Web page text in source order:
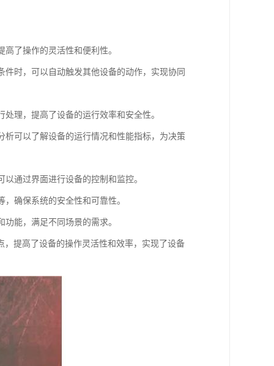
了操作的灵活性和便利性。
时，可以自动触发其他设备的动作，实现协同
理，提高了设备的运行效率和安全性。
可以了解设备的运行情况和性能指标，为决策
通过界面进行设备的控制和监控。
确保系统的安全性和可靠性。
能，满足不同场景的需求。
提高了设备的操作灵活性和效率，实现了设备